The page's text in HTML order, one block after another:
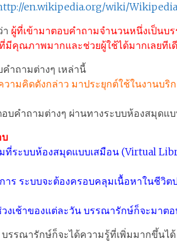
en.wikipedia.org/wiki/
า ผู้ที่เข้ามาตอบคำถามจำนวนหนึ่งเป็นบ
มีคุณภาพมากและช่วยผู้ใช้ได้มากเลยทีเ
ำถามต่างๆ เหล่านี้
วามคิดดังกล่าว มาประยุกต์ใช้ในงานบริ
บคำถามต่างๆ ผ่านทางระบบห้องสมุดแ
บ
ที่ระบบห้องสมุดแบบเสมือน (Virtual
ร ระบบจะต้องครอบคลุมเนื้อหาในชีวิต
งเช้าของแต่ละวัน บรรณารักษ์ก็จะมาต
รรณารักษ์ก็จะได้ความรู้ที่เพิ่มมากขึ้นได้